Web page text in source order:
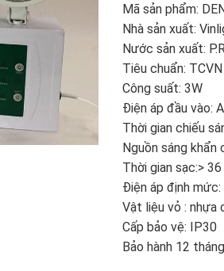
Mã sản phẩm:
Nhà sản xuất:
Nước sản xuất:
Tiêu chuẩn:
Công suất: 3W
Điện áp đầu vào:
Thời gian chiếu
Nguồn sáng khẩn
Thời gian sạc:>
Điện áp định
Vật liệu vỏ : nhựa
Cấp bảo vệ: IP30
Bảo hành 12 tháng